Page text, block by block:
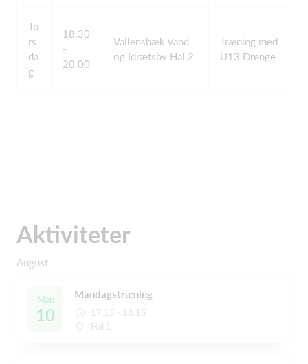
To
rs
da
g
18.30
-
20.00
Vallensbæk Vand
og Idrætsby Hal 2
Træning med
U13 Drenge
Aktiviteter
August
Man
10
Mandagstræning
17:15 - 18:15
Hal 1